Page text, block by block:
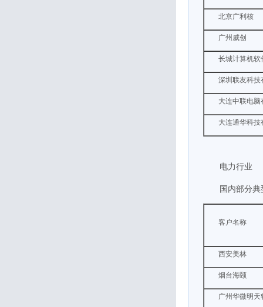
北京广利核
广州威创
长城计算机软
深圳联友科技
大连中联电脑
大连通华科技
电力行业
国内部分
客户名称
西安美林
烟台海颐
广州华微明